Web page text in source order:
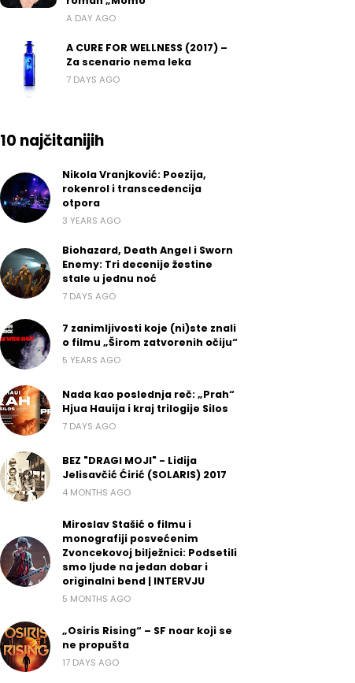
A DAY AGO
A CURE FOR WELLNESS (2017) –
Za scenario nema leka
7 DAYS AGO
10 najčitanijih
Nikola Vranjković: Poezija,
rokenrol i transcedencija
otpora
3 YEARS AGO
Biohazard, Death Angel i Sworn
Enemy: Tri decenije žestine
stale u jednu noć
7 DAYS AGO
7 zanimljivosti koje (ni)ste znali
o filmu „Širom zatvorenih očiju“
5 YEARS AGO
Nada kao poslednja reč: „Prah“
Hjua Hauija i kraj trilogije Silos
7 DAYS AGO
BEZ "DRAGI MOJI" - Lidija
Jelisavčić Ćirić (SOLARIS) 2017
4 MONTHS AGO
Miroslav Stašić o filmu i
monografiji posvećenim
Zvoncekovoj bilježnici: Podsetili
smo ljude na jedan dobar i
originalni bend | INTERVJU
5 MONTHS AGO
„Osiris Rising“ – SF noar koji se
ne propušta
17 DAYS AGO